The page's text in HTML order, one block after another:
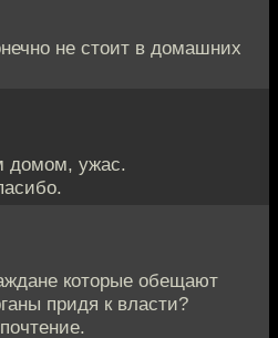
не стоит в домашних
домом, ужас.
которые обещают
придя к власти?